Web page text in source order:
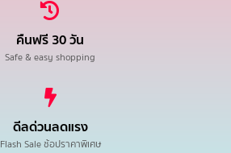
คืนฟรี 30 วัน
Safe & easy shopping
ดีลด่วนลดแรง
Flash Sale ช้อปราคาพิเศษ